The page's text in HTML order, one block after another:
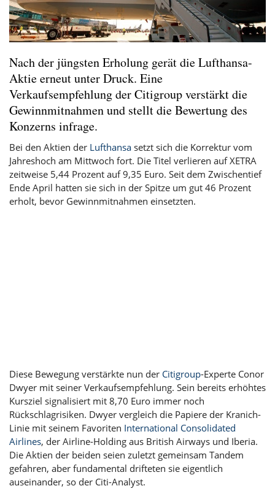
Nach der jüngsten Erholung gerät die Lufthansa-
Aktie erneut unter Druck. Eine
Verkaufsempfehlung der Citigroup verstärkt die
Gewinnmitnahmen und stellt die Bewertung des
Konzerns infrage.
Bei den Aktien der Lufthansa setzt sich die Korrektur vom
Jahreshoch am Mittwoch fort. Die Titel verlieren auf XETRA
zeitweise 5,44 Prozent auf 9,35 Euro. Seit dem Zwischentief
Ende April hatten sie sich in der Spitze um gut 46 Prozent
erholt, bevor Gewinnmitnahmen einsetzten.
Diese Bewegung verstärkte nun der Citigroup-Experte Conor
Dwyer mit seiner Verkaufsempfehlung. Sein bereits erhöhtes
Kursziel signalisiert mit 8,70 Euro immer noch
Rückschlagrisiken. Dwyer vergleich die Papiere der Kranich-
Linie mit seinem Favoriten International Consolidated
Airlines, der Airline-Holding aus British Airways und Iberia.
Die Aktien der beiden seien zuletzt gemeinsam Tandem
gefahren, aber fundamental drifteten sie eigentlich
auseinander, so der Citi-Analyst.